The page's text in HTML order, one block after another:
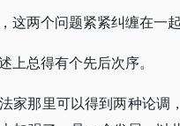
这两个问题紧紧纠缠在一
上总得有个先后次序。
家那里可以得到两种论调